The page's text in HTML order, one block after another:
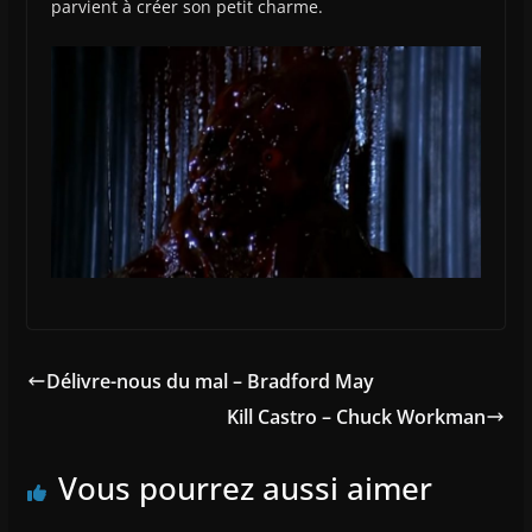
parvient à créer son petit charme.
Délivre-nous du mal – Bradford May
Kill Castro – Chuck Workman
Vous pourrez aussi aimer